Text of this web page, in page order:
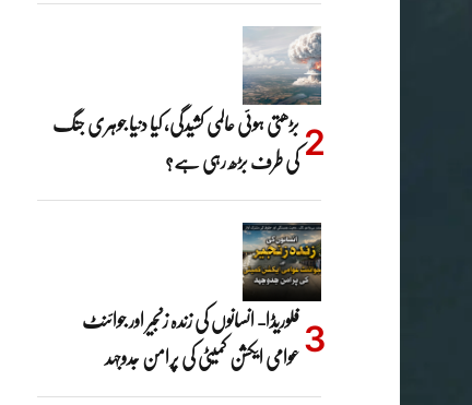
بڑھتی ہوئی عالمی کشیدگی، کیا دنیا جوہری جنگ
کی طرف بڑھ رہی ہے؟
فلوریڈا- انسانوں کی زندہ زنجیر اور جوائنٹ
عوامی ایکشن کمیٹی کی پرامن جدوجہد